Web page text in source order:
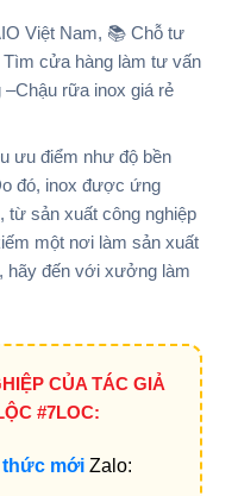
Việt Nam, 📚 Chỗ tư
Tìm cửa hàng làm tư vấn
–Chậu rữa inox giá rẻ
ưu điểm như độ bền
đó, inox được ứng
từ sản xuất công nghiệp
một nơi làm sản xuất
hãy đến với xưởng làm
CỦA TÁC GIẢ
#7LOC:
thức mới Zalo: